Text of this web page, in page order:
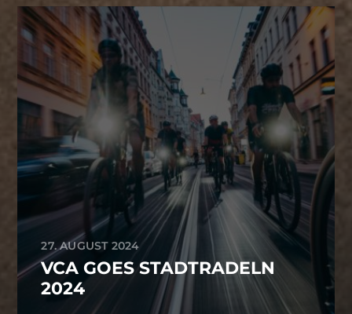
27. AUGUST 2024
VCA GOES STADTRADELN
2024